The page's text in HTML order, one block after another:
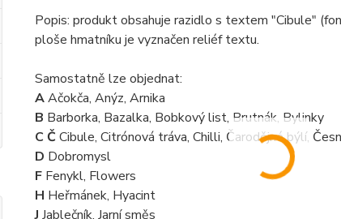
Popis: produkt obsahuje razidlo s textem "Cibule"
ploše hmatníku je vyznačen reliéf textu.
Samostatně lze objednat:
AAčokča, Anýz, Arnika
B Barborka, Bazalka, Bobkový list, Brutnák, Bylinky
C ČCibule, Citrónová tráva, Chilli, Čarodějné býlí,
D Dobromysl
F Fenykl, Flowers
H Heřmánek, Hyacint
J Jablečník, Jarní směs